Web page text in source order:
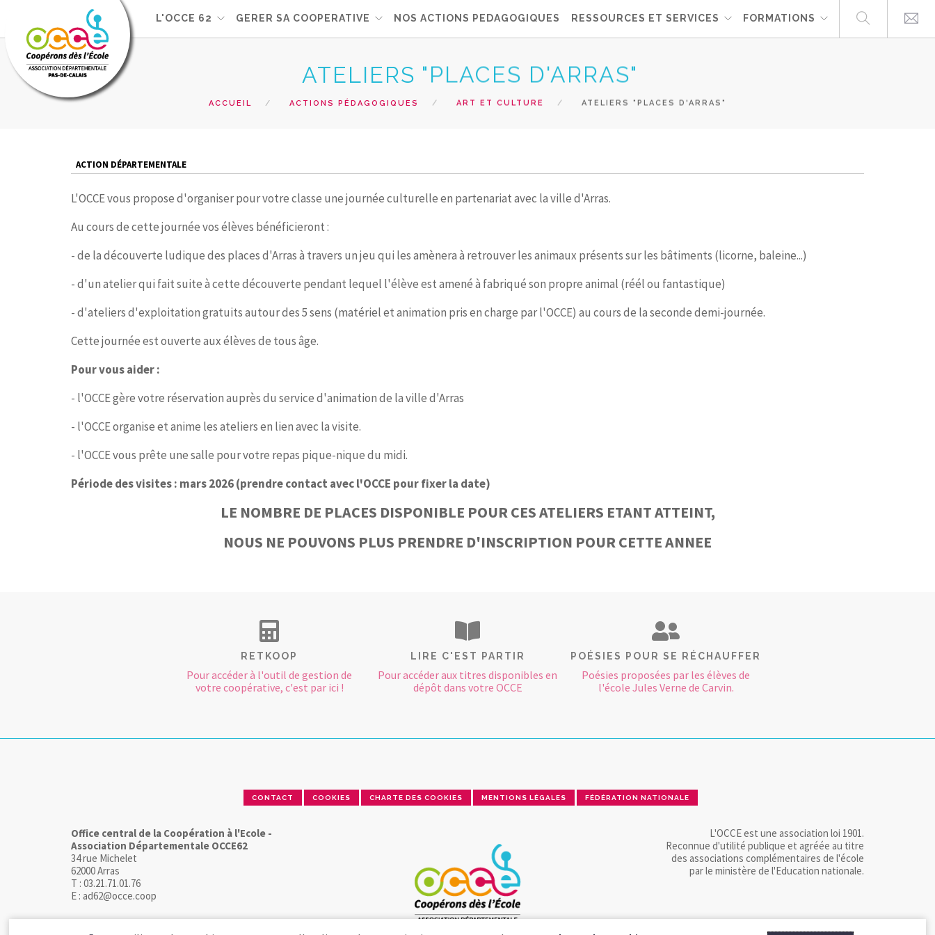
L'OCCE 62 GERER SA COOPERATIVE NOS ACTIONS PEDAGOGIQUES RESSOURCES ET SERVICES FORMATIONS
ATELIERS "PLACES D'ARRAS"
ACCUEIL ACTIONS PÉDAGOGIQUES ART ET CULTURE ATELIERS "PLACES D'ARRAS"
ACTION DÉPARTEMENTALE
L'OCCE vous propose d'organiser pour votre classe une journée culturelle en partenariat avec la ville d'Arras.
Au cours de cette journée vos élèves bénéficieront :
- de la découverte ludique des places d'Arras à travers un jeu qui les amènera à retrouver les animaux présents sur les bâtiments (licorne, baleine...)
- d'un atelier qui fait suite à cette découverte pendant lequel l'élève est amené à fabriqué son propre animal (réél ou fantastique)
- d'ateliers d'exploitation gratuits autour des 5 sens (matériel et animation pris en charge par l'OCCE) au cours de la seconde demi-journée.
Cette journée est ouverte aux élèves de tous âge.
Pour vous aider :
- l'OCCE gère votre réservation auprès du service d'animation de la ville d'Arras
- l'OCCE organise et anime les ateliers en lien avec la visite.
- l'OCCE vous prête une salle pour votre repas pique-nique du midi.
Période des visites : mars 2026 (prendre contact avec l'OCCE pour fixer la date)
LE NOMBRE DE PLACES DISPONIBLE POUR CES ATELIERS ETANT ATTEINT,
NOUS NE POUVONS PLUS PRENDRE D'INSCRIPTION POUR CETTE ANNEE
RETKOOP
Pour accéder à l'outil de gestion de
votre coopérative, c'est par ici !
LIRE C'EST PARTIR
Pour accéder aux titres disponibles en
dépôt dans votre OCCE
POÉSIES POUR SE RÉCHAUFFER
Poésies proposées par les élèves de
l'école Jules Verne de Carvin.
CONTACT COOKIES CHARTE DES COOKIES MENTIONS LÉGALES FÉDÉRATION NATIONALE
Office central de la Coopération à l'Ecole -
Association Départementale OCCE62
34 rue Michelet
62000 Arras
T : 03.21.71.01.76
E : ad62@occe.coop
L'OCCE est une association loi 1901.
Reconnue d'utilité publique et agréée au titre
des associations complémentaires de l'école
par le ministère de l'Education nationale.